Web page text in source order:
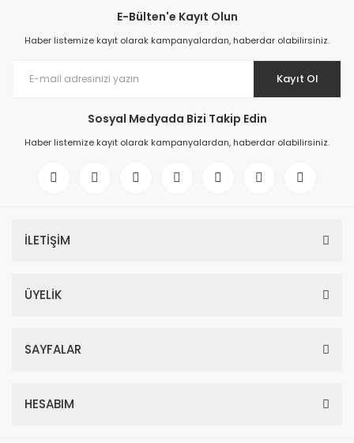
E-Bülten'e Kayıt Olun
Haber listemize kayıt olarak kampanyalardan, haberdar olabilirsiniz.
Kayıt Ol
Sosyal Medyada Bizi Takip Edin
Haber listemize kayıt olarak kampanyalardan, haberdar olabilirsiniz.
İLETİŞİM
ÜYELİK
SAYFALAR
HESABIM